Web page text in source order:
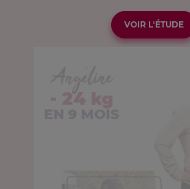
VOIR L'ÉTUDE
- 24 kg
- 7 kg
- 15 kg
- 10 kg
- 11 kg
- 21 kg
- 13 kg
- 24 kg
- 57 kg
- 13 kg
- 15 kg
- 15 kg
- 15 kg
- 44 kg
- 8kg
- 16kg